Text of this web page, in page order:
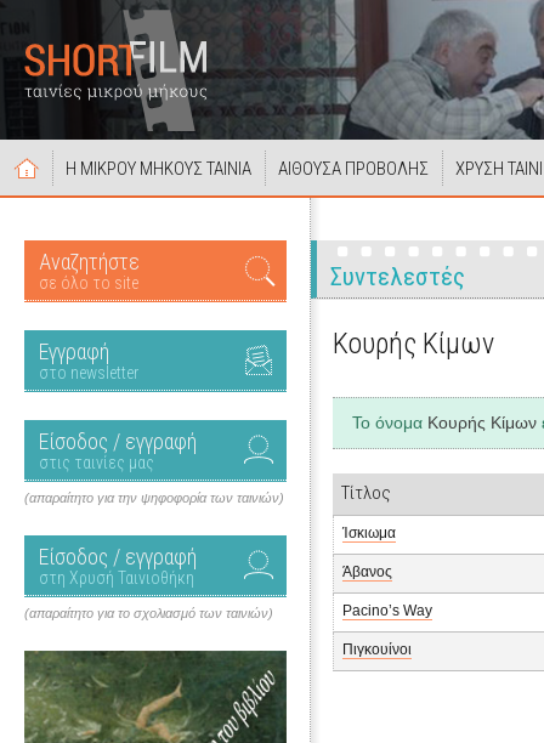
Η ΜΙΚΡΟΥ ΜΗΚΟΥΣ ΤΑΙΝΙΑ ΑΙΘΟΥΣΑ ΠΡΟΒΟΛΗΣ ΧΡΥΣΗ
Αναζητήστε
σε όλο το site
Εγγραφή
στο newsletter
Είσοδος / εγγραφή
στις ταινίες μας
(απαραίτητο για την ψηφοφορία των ταινιών)
Είσοδος / εγγραφή
στη Χρυσή Ταινιοθήκη
(απαραίτητο για το σχολιασμό των ταινιών)
Συντελεστές
Κουρής Κίμων
Το όνομα Κουρής Κίμων
Τίτλος
Ίσκιωμα
Άβανος
Pacino’s Way
Πιγκουίνοι